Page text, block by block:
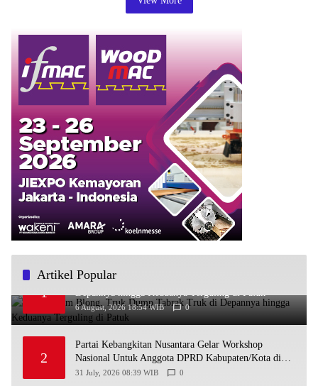
Artikel Popular
1
Diduga Rem Blong, Truk Dump Tabrak Truk di
Depannya hingga Keduanya Terguling di Patuk
6 August, 2026 18:54 WIB 0
2
Partai Kebangkitan Nusantara Gelar Workshop
Nasional Untuk Anggota DPRD Kabupaten/Kota di
Yogyakarta
31 July, 2026 08:39 WIB 0